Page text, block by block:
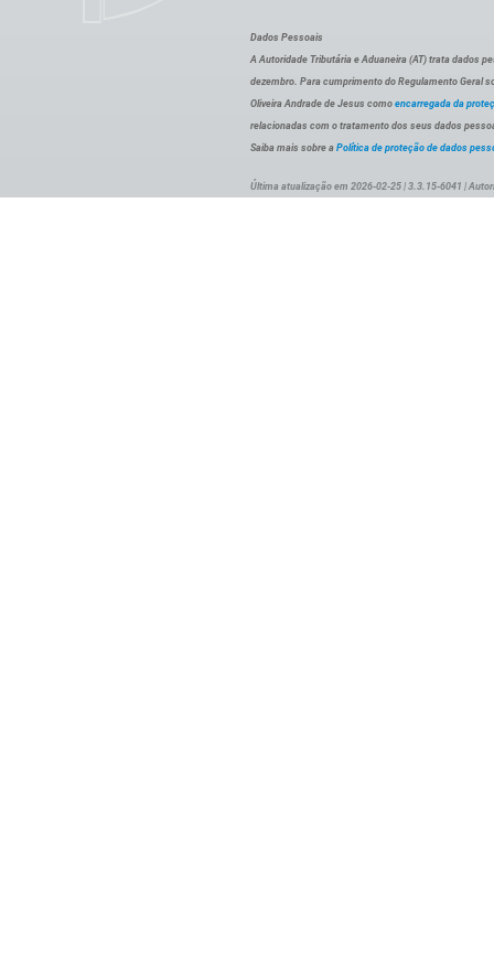
Dados Pessoais
A Autoridade Tributária e Aduaneira (AT) trata dados
dezembro. Para cumprimento do Regulamento Geral
Oliveira Andrade de Jesus como encarregada da
relacionadas com o tratamento dos seus dados
Saiba mais sobre a Política de proteção de dados
Última atualização em 2026-02-25 | 3.3.15-6041 |